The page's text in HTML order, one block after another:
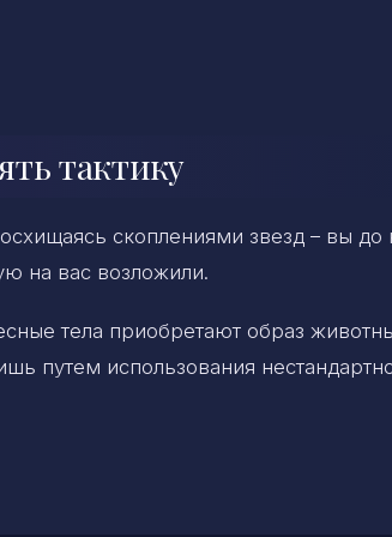
тактику
скоплениями звезд – вы до
на вас возложили.
тела приобретают образ
путем использования